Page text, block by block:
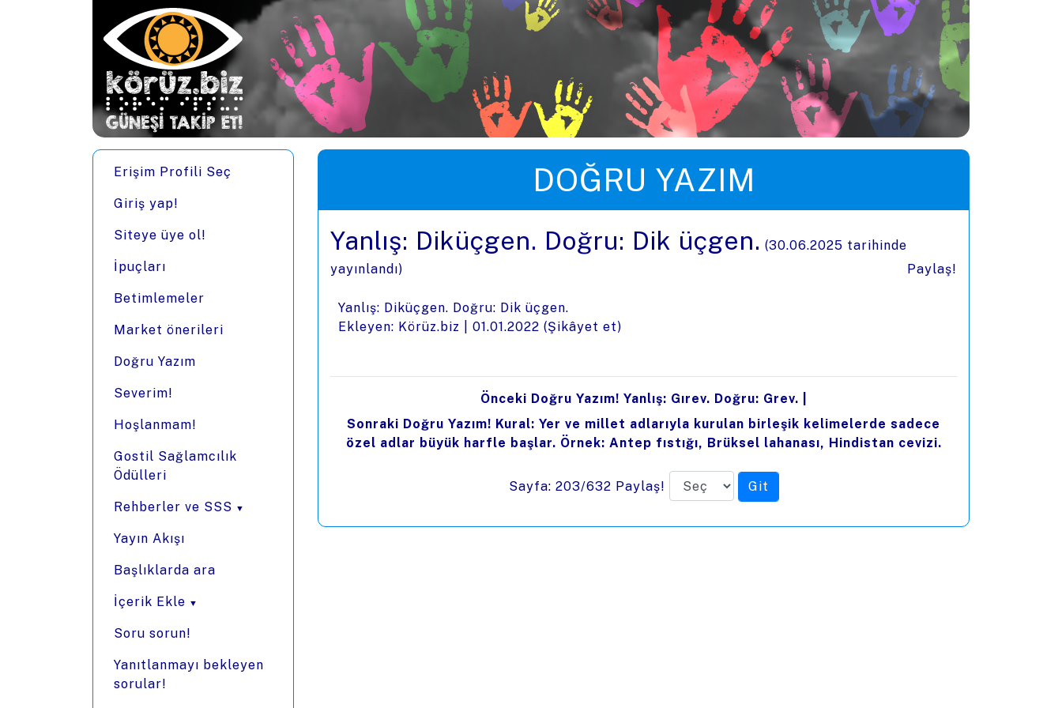
Ana içeriğe zıpla
Erişim Profili Seç
Giriş yap!
Siteye üye ol!
İpuçları
Betimlemeler
Market önerileri
Doğru Yazım
Severim!
Hoşlanmam!
Gostil Sağlamcılık
Ödülleri
Rehberler ve SSS
Yayın Akışı
Başlıklarda ara
İçerik Ekle
Soru sorun!
Yanıtlanmayı bekleyen
sorular!
DOĞRU YAZIM
Yanlış: Diküçgen. Doğru: Dik üçgen. (30.06.2025 tarihinde
yayınlandı)
Paylaş!
Yanlış: Diküçgen. Doğru: Dik üçgen.
Ekleyen: Körüz.biz | 01.01.2022 (Şikâyet et)
Önceki Doğru Yazım! Yanlış: Gırev. Doğru: Grev.
Sonraki Doğru Yazım! Kural: Yer ve millet adlarıyla kurulan birleşik kelimelerde sadece
özel adlar büyük harfle başlar. Örnek: Antep fıstığı, Brüksel lahanası, Hindistan cevizi.
Sayfa: 203/632 Paylaş!